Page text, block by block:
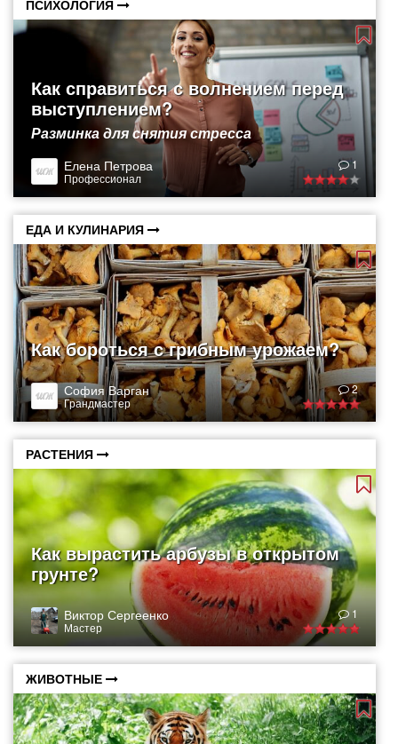
ПСИХОЛОГИЯ
Как справиться с волнением перед
выступлением?
Разминка для снятия стресса
Елена Петрова
Профессионал
1
ЕДА И КУЛИНАРИЯ
Как бороться с грибным урожаем?
София Варган
Грандмастер
2
РАСТЕНИЯ
Как вырастить арбузы в открытом
грунте?
Виктор Сергеенко
Мастер
1
ЖИВОТНЫЕ